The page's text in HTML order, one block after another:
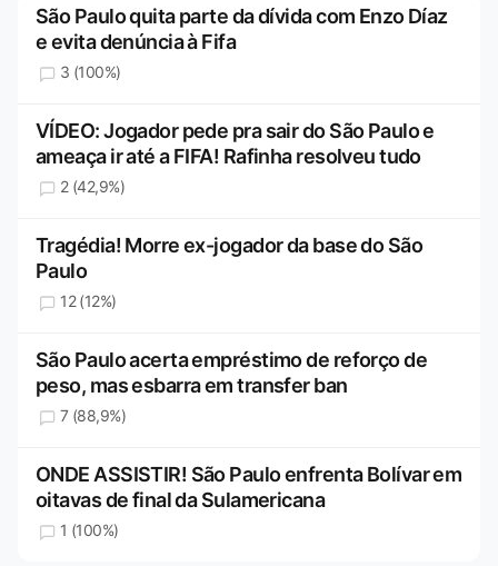
São Paulo quita parte da dívida com Enzo Díaz
e evita denúncia à Fifa
3 (100%)
VÍDEO: Jogador pede pra sair do São Paulo e
ameaça ir até a FIFA! Rafinha resolveu tudo
2 (42,9%)
Tragédia! Morre ex-jogador da base do São
Paulo
12 (12%)
São Paulo acerta empréstimo de reforço de
peso, mas esbarra em transfer ban
7 (88,9%)
ONDE ASSISTIR! São Paulo enfrenta Bolívar em
oitavas de final da Sulamericana
1 (100%)